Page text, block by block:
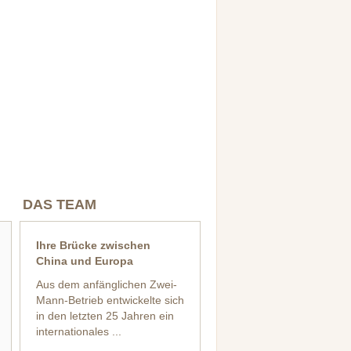
DAS TEAM
Ihre Brücke zwischen
China und Europa
Aus dem anfänglichen Zwei-
Mann-Betrieb entwickelte sich
in den letzten 25 Jahren ein
internationales ...